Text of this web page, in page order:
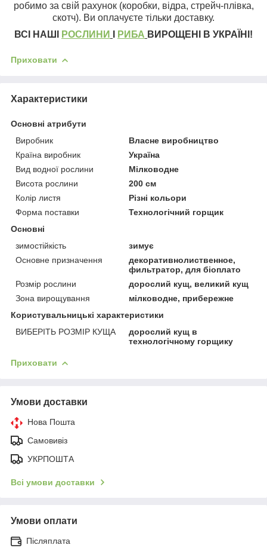
робимо за свій рахунок (коробки, відра, стрейч-плівка,
скотч). Ви оплачуєте тільки доставку.
ВСІ НАШІ
РОСЛИНИ РИБА ВИРОЩЕНІ В УКРАЇНІ!
Приховати
Характеристики
Основні атрибути
Виробник
Власне виробництво
Країна виробник
Україна
Вид водної рослини
Мілководне
Висота рослини
200 см
Колір листя
Різні кольори
Форма поставки
Технологічний горщик
Основні
зимостійкість
зимує
Основне призначення
декоративнолиственное,
фильтратор, для біоплато
Розмір рослини
дорослий кущ, великий кущ
Зона вирощування
мілководне, прибережне
Користувальницькі характеристики
ВИБЕРІТЬ РОЗМІР КУЩА
дорослий кущ в
технологічному горщику
Приховати
Умови доставки
Нова Пошта
Самовивіз
УКРПОШТА
Всі умови доставки
Умови оплати
Післяплата